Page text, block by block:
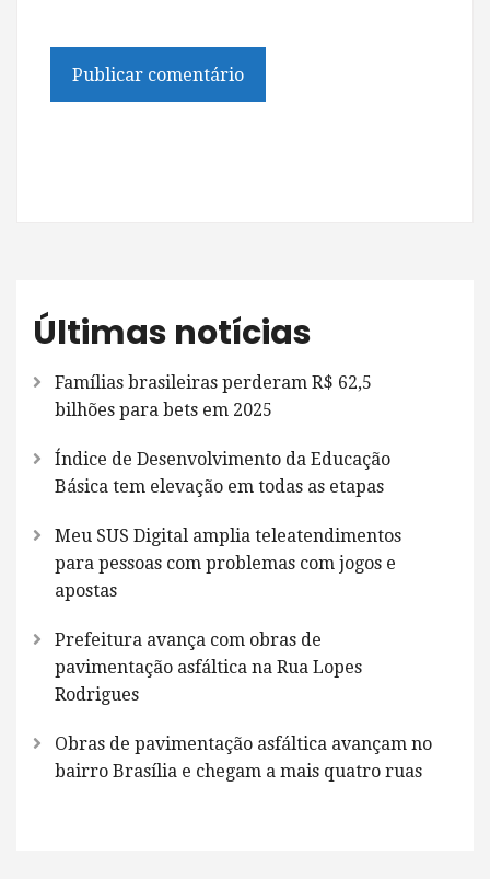
Últimas notícias
Famílias brasileiras perderam R$ 62,5
bilhões para bets em 2025
Índice de Desenvolvimento da Educação
Básica tem elevação em todas as etapas
Meu SUS Digital amplia teleatendimentos
para pessoas com problemas com jogos e
apostas
Prefeitura avança com obras de
pavimentação asfáltica na Rua Lopes
Rodrigues
Obras de pavimentação asfáltica avançam no
bairro Brasília e chegam a mais quatro ruas